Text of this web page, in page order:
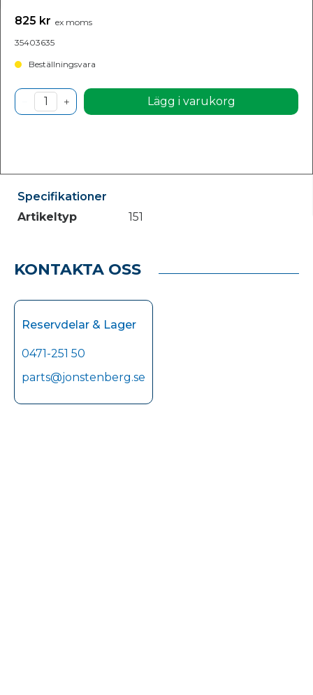
825 kr ex moms
35403635
Beställningsvara
Lägg i varukorg
Specifikationer
Artikeltyp
151
KONTAKTA OSS
Reservdelar & Lager
0471-251 50
parts@jonstenberg.se